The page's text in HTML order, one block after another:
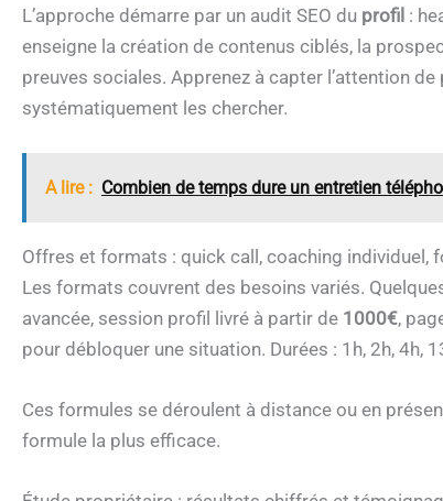
L’approche démarre par un audit SEO du profil :
enseigne la création de contenus ciblés, la
preuves sociales. Apprenez à capter l’attention
systématiquement les chercher.
A lire : Combien de temps dure un entretien
Offres et formats : quick call, coaching individuel,
Les formats couvrent des besoins variés.
avancée, session profil livré à partir de 1000€,
pour débloquer une situation. Durées : 1h, 2h, 4h,
Ces formules se déroulent à distance ou en
formule la plus efficace.